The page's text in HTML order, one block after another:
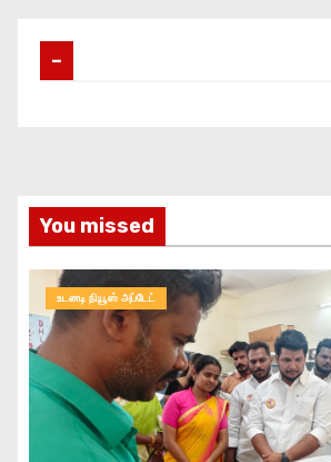
–
You missed
உடனடி நியூஸ் அப்டேட்